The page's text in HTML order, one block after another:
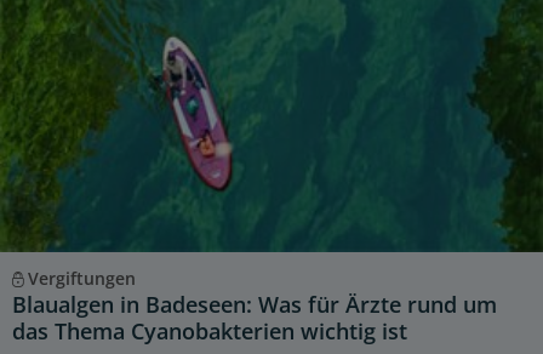
Vergiftungen
Blaualgen in Badeseen: Was für Ärzte rund um
das Thema Cyanobakterien wichtig ist